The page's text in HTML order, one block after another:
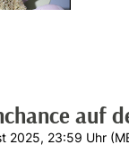
auf
2025, 23:59 Uhr